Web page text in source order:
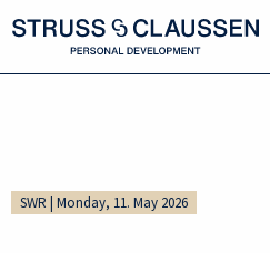
SWR | Monday, 11. May 2026